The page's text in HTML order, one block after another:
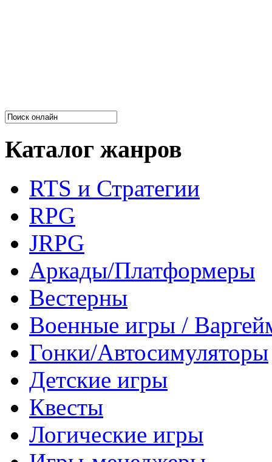
Каталог жанров
RTS и Стратегии
RPG
JRPG
Аркады/Платформеры
Вестерны
Военные игры /
Гонки/Автосимуляторы
Детские игры
Квесты
Логические игры